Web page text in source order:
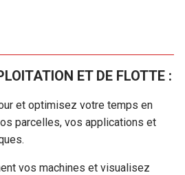
ET DE FLOTTE :
et optimisez votre temps en
parcelles, vos applications et
vos machines et visualisez